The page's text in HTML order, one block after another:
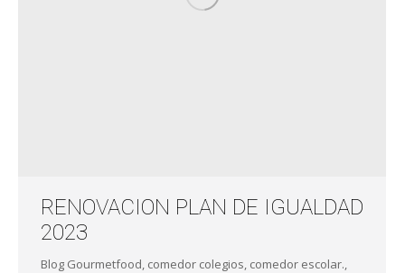
RENOVACION PLAN DE IGUALDAD
2023
Blog Gourmetfood, comedor colegios, comedor escolar.,